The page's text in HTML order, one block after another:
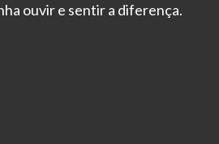
ouvir e sentir a diferença.